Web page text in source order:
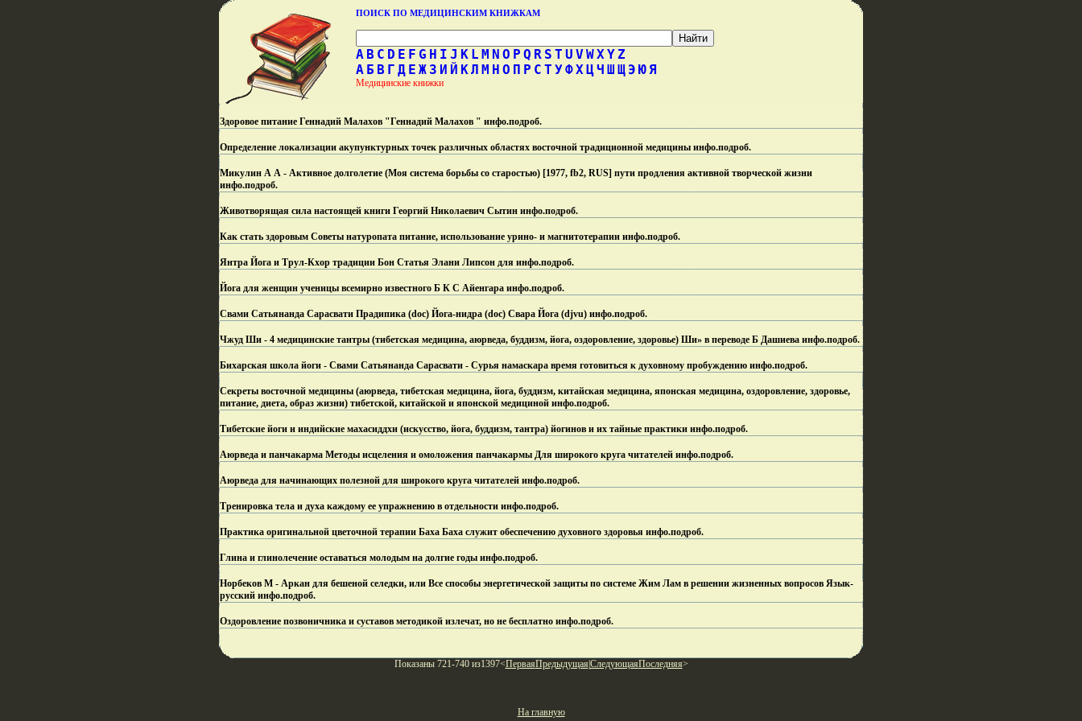
ПОИСК ПО МЕДИЦИНСКИМ КНИЖКАМ
A B C D E F G H I J K L M N O P Q R S T U V WXY Z
А Б В Г Д Е Ж З И Й КЛ М Н О П Р С Т УФХЦЧ Ш Щ Э ЮЯ
Медицинские книжки
Здоровое питание Геннадий Малахов "Геннадий Малахов " инфо.подроб.
Определение локализации акупунктурных точек различных областях восточной традиционной медицины инфо.подроб.
Микулин А А - Активное долголетие (Моя система борьбы со старостью) [1977, fb2, RUS] пути продления активной творческой жизни
инфо.подроб.
Животворящая сила настоящей книги Георгий Николаевич Сытин инфо.подроб.
Как стать здоровым Советы натуропата питание, использование урино- и магнитотерапии инфо.подроб.
Янтра Йога и Трул-Кхор традиции Бон Статья Элани Липсон для инфо.подроб.
Йога для женщин ученицы всемирно известного Б К С Айенгара инфо.подроб.
Свами Сатьянанда Сарасвати Прадипика (doc) Йога-нидра (doc) Свара Йога (djvu) инфо.подроб.
Чжуд Ши - 4 медицинские тантры (тибетская медицина, аюрведа, буддизм, йога, оздоровление, здоровье) Ши» в переводе Б Дашиева инфо.подроб.
Бихарская школа йоги - Свами Сатьянанда Сарасвати - Сурья намаскара время готовиться к духовному пробуждению инфо.подроб.
Секреты восточной медицины (аюрведа, тибетская медицина, йога, буддизм, китайская медицина, японская медицина, оздоровление, здоровье,
питание, диета, образ жизни) тибетской, китайской и японской медициной инфо.подроб.
Тибетские йоги и индийские махасиддхи (искусство, йога, буддизм, тантра) йогинов и их тайные практики инфо.подроб.
Аюрведа и панчакарма Методы исцеления и омоложения панчакармы Для широкого круга читателей инфо.подроб.
Аюрведа для начинающих полезной для широкого круга читателей инфо.подроб.
Тренировка тела и духа каждому ее упражнению в отдельности инфо.подроб.
Практика оригинальной цветочной терапии Баха Баха служит обеспечению духовного здоровья инфо.подроб.
Глина и глинолечение оставаться молодым на долгие годы инфо.подроб.
Норбеков М - Аркан для бешеной селедки, или Все способы энергетической защиты по системе Жим Лам в решении жизненных вопросов Язык-
русский инфо.подроб.
Оздоровление позвоничника и суставов методикой излечат, но не бесплатно инфо.подроб.
Показаны 721-740 из1397<ПерваяПредыдущая СледующаяПоследняя>
На главную